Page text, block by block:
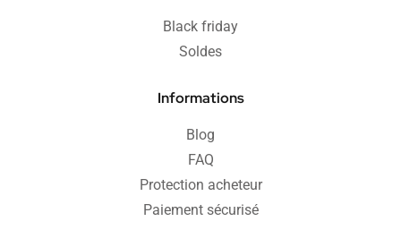
Black friday
Soldes
Informations
Blog
FAQ
Protection acheteur
Paiement sécurisé